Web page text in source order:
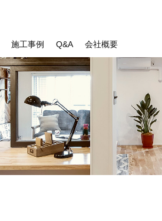
施工事例 Q&A 会社概要